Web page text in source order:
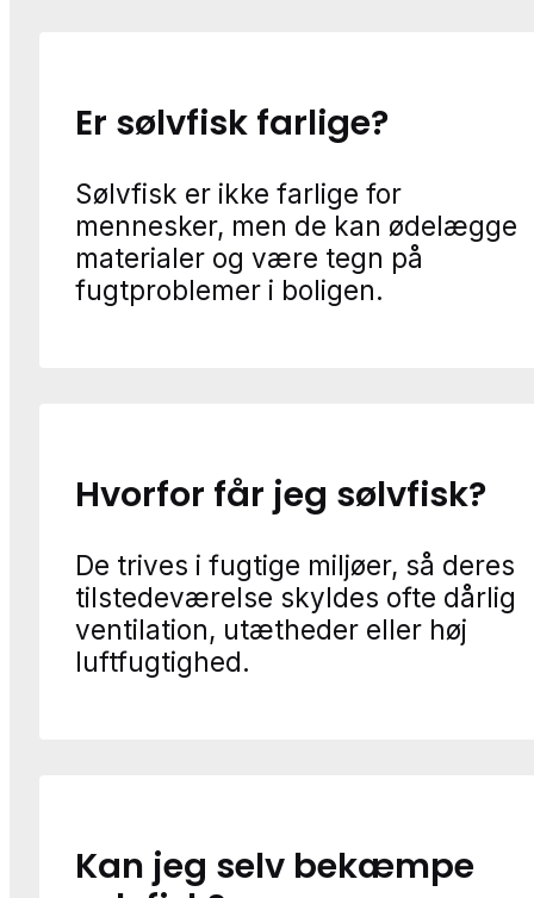
Er sølvfisk farlige?
Sølvfisk er ikke farlige for
mennesker, men de kan ødelægge
materialer og være tegn på
fugtproblemer i boligen.
Hvorfor får jeg sølvfisk?
De trives i fugtige miljøer, så deres
tilstedeværelse skyldes ofte dårlig
ventilation, utætheder eller høj
luftfugtighed.
Kan jeg selv bekæmpe